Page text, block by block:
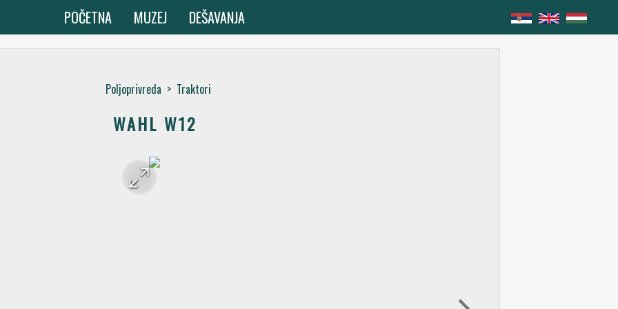
POČETNA MUZEJ DEŠAVANJA
Poljoprivreda > Traktori
WAHL W12
arrow_back
arrow_forward